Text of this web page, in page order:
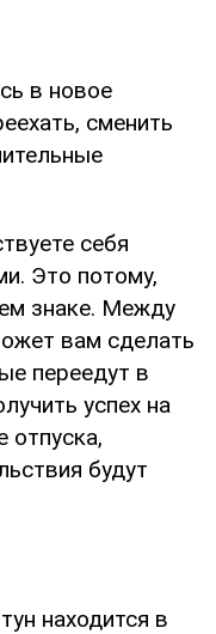
в новое
сменить
себя
Это потому,
знаке. Между
вам сделать
переедут в
успех на
будут
находится в